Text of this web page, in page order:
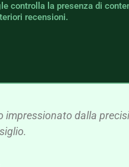
controlla la presenza di
recensioni.
dalla